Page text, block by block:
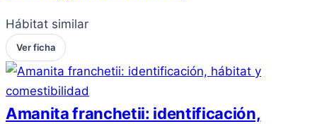
Hábitat similar
Ver ficha
Amanita franchetii: identificación,